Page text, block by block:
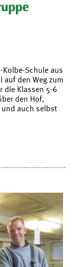
Schule aus
auf den Weg zum
die Klassen 5-6
den Hof,
auch selbst